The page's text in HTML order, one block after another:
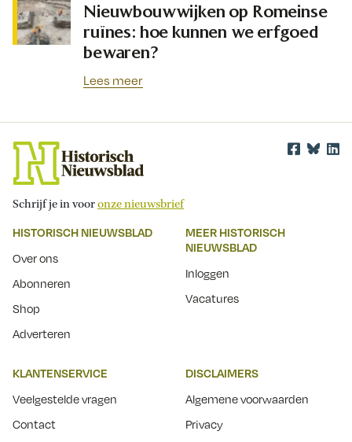
Nieuwbouwwijken op Romeinse
ruïnes: hoe kunnen we erfgoed
bewaren?
Lees meer
Schrijf je in vooronze nieuwsbrief
HISTORISCH NIEUWSBLAD
Over ons
Abonneren
Shop
Adverteren
MEER HISTORISCH
NIEUWSBLAD
Inloggen
Vacatures
KLANTENSERVICE
Veelgestelde vragen
Contact
DISCLAIMERS
Algemene voorwaarden
Privacy